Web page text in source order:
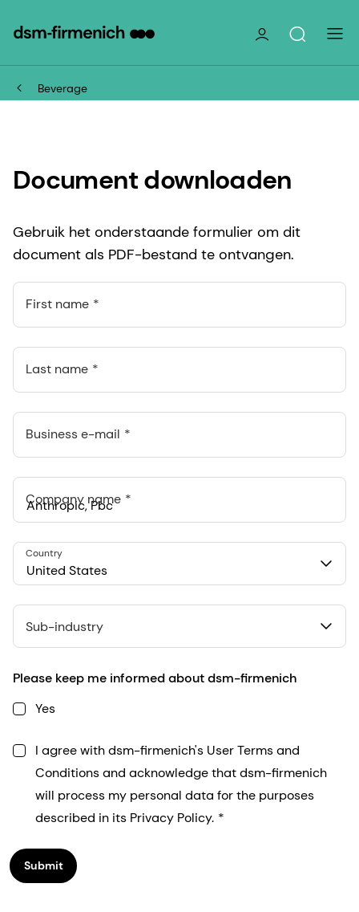
Beverage
Document downloaden
Gebruik het onderstaande formulier om dit
document als PDF-bestand te ontvangen.
First name
Last name
Business e-mail
Company name
548 Market St Pmb 90375, San Francisco, California, US
United States
Country
Sub-industry
Please keep me informed about dsm-firmenich
Yes
I agree with dsm-firmenich's User Terms and
Conditions and acknowledge that dsm-firmenich
will process my personal data for the purposes
described in its Privacy Policy.
Submit